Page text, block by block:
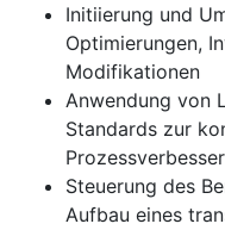
Initiierung und
Optimierungen,
Modifikationen
Anwendung von
Standards zur
Steuerung des
Aufbau eines